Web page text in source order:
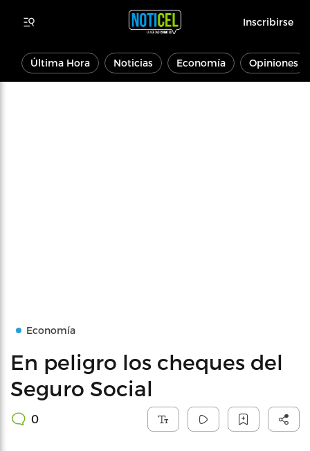
Inscribirse
Última Hora Noticias Economía Opiniones
Economía
En peligro los cheques del
Seguro Social
0